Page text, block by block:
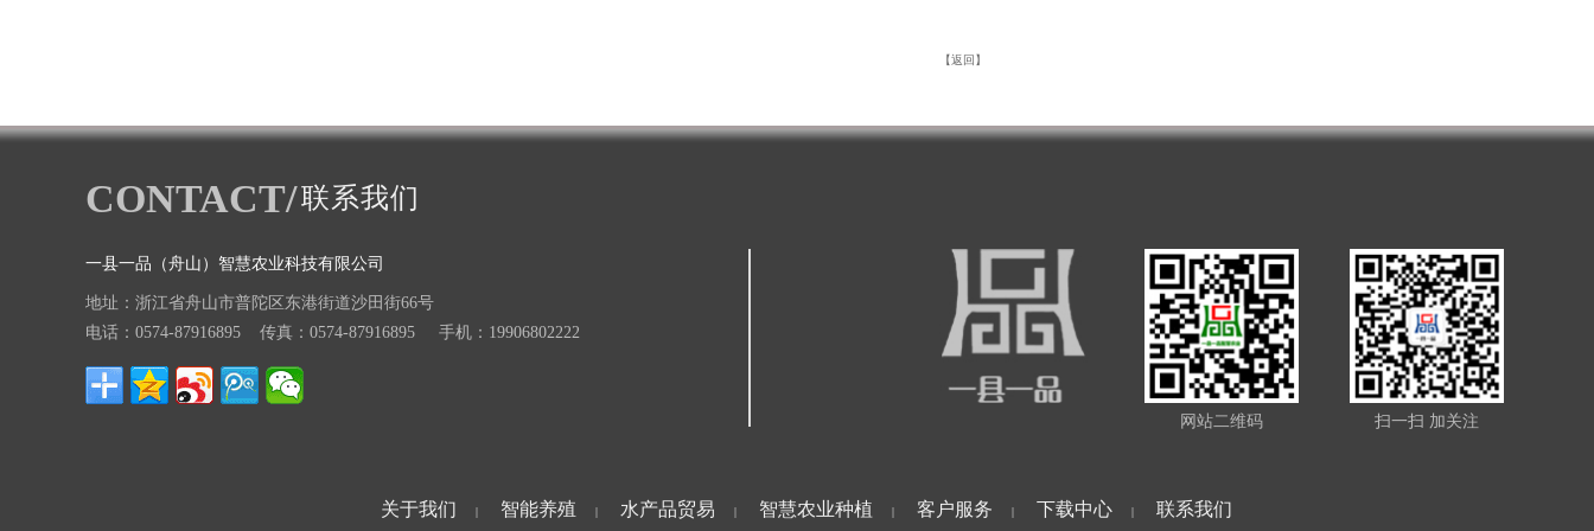
【返回】
CONTACT/联系我们
一县一品（舟山）智慧农业科技有限公司
地址：浙江省舟山市普陀区东港街道沙田街66号
电话：0574-87916895 传真：0574-87916895 手机：19906802222
网站二维码 扫一扫 加关注
关于我们 | 智能养殖 | 水产品贸易 | 智慧农业种植 | 客户服务 | 下载中心 | 联系我们